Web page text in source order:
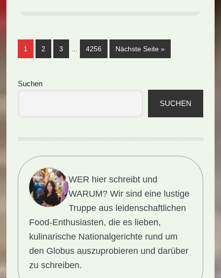
Seite
1 Seite
2 Seite
3 Seite
4256 Nächste Seite aufrufen
»
Seitenspalte
Suchen
SUCHEN
WER hier schreibt und
WARUM? Wir sind eine lustige
Truppe aus leidenschaftlichen
Food-Enthusiasten, die es lieben,
kulinarische Nationalgerichte rund um
den Globus auszuprobieren und darüber
zu schreiben.